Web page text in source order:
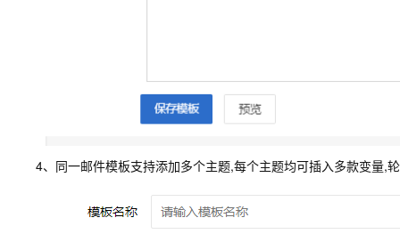
4、同一邮件模板支持添加多个主题,每个主题均可插入多款变量,